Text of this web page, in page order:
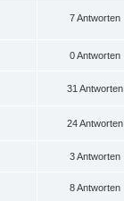
7 Antworten
0 Antworten
31 Antworten
24 Antworten
3 Antworten
8 Antworten